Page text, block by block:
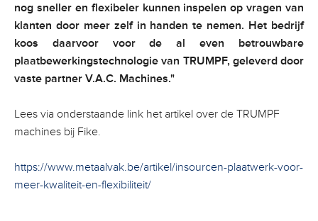
nog sneller en flexibeler kunnen inspelen op vragen van
klanten door meer zelf in handen te nemen. Het bedrijf
koos daarvoor voor de al even betrouwbare
plaatbewerkingstechnologie van TRUMPF, geleverd door
vaste partner V.A.C. Machines."
Lees via onderstaande link het artikel over de TRUMPF
machines bij Fike.
https://www.metaalvak.be/artikel/insourcen-plaatwerk-voor-
meer-kwaliteit-en-flexibiliteit/